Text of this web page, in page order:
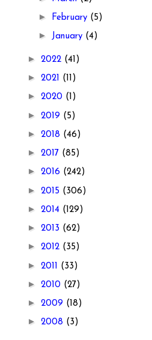
► February (5)
► January (4)
► 2022 (41)
► 2021 (11)
► 2020 (1)
► 2019 (5)
► 2018 (46)
► 2017 (85)
► 2016 (242)
► 2015 (306)
► 2014 (129)
► 2013 (62)
► 2012 (35)
► 2011 (33)
► 2010 (27)
► 2009 (18)
► 2008 (3)